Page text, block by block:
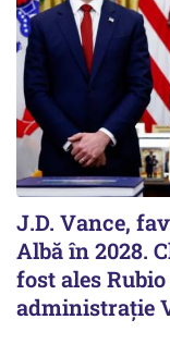
J.D. Vance,
Albă în 2028.
fost ales
administrație